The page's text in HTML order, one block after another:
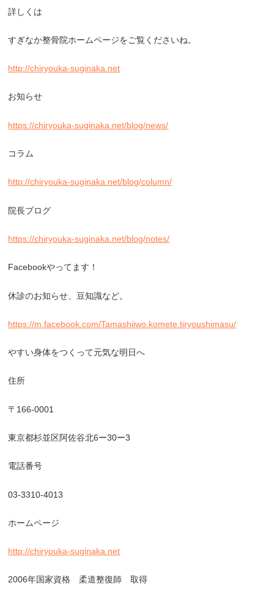
詳しくは
すぎなか整骨院ホームページをご覧くださいね。
http://chiryouka-suginaka.net
お知らせ
https://chiryouka-suginaka.net/blog/news/
コラム
http://chiryouka-suginaka.net/blog/column/
院長ブログ
https://chiryouka-suginaka.net/blog/notes/
Facebookやってます！
休診のお知らせ、豆知識など。
https://m.facebook.com/Tamashiiwo.komete.tiryoushimasu/
やすい身体をつくって元気な明日へ
住所
〒 166-0001
東京都杉並区阿佐谷北6ー30ー3
電話番号
03-3310-4013
ホームページ
http://chiryouka-suginaka.net
2006年国家資格 柔道整復師 取得